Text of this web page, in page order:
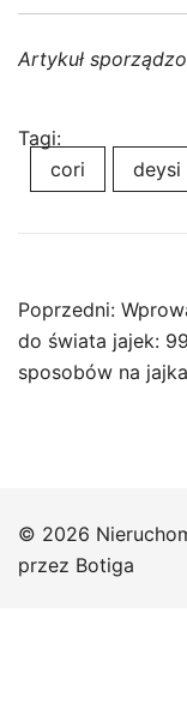
Artykuł
Tagi:
cori
deysi
Nawigacja
wpisu
Poprzedni:
do świata jajek: 99
sposobów na jajka
© 2026
przez Botiga